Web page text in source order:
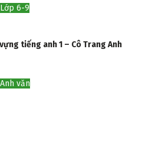
6-9
tiếng anh 1 – Cô Trang Anh
văn